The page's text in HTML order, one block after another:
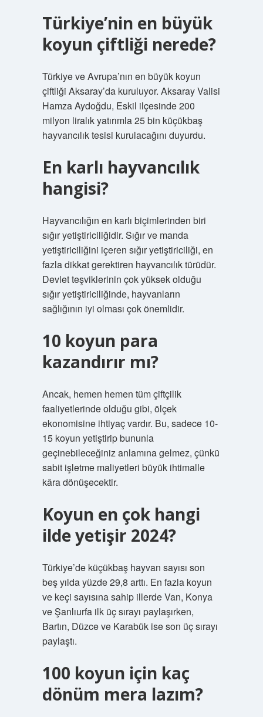
Türkiye’nin en büyük
koyun çiftliği nerede?
Türkiye ve Avrupa’nın en büyük koyun
çiftliği Aksaray’da kuruluyor. Aksaray Valisi
Hamza Aydoğdu, Eskil ilçesinde 200
milyon liralık yatırımla 25 bin küçükbaş
hayvancılık tesisi kurulacağını duyurdu.
En karlı hayvancılık
hangisi?
Hayvancılığın en karlı biçimlerinden biri
sığır yetiştiriciliğidir. Sığır ve manda
yetiştiriciliğini içeren sığır yetiştiriciliği, en
fazla dikkat gerektiren hayvancılık türüdür.
Devlet teşviklerinin çok yüksek olduğu
sığır yetiştiriciliğinde, hayvanların
sağlığının iyi olması çok önemlidir.
10 koyun para
kazandırır mı?
Ancak, hemen hemen tüm çiftçilik
faaliyetlerinde olduğu gibi, ölçek
ekonomisine ihtiyaç vardır. Bu, sadece 10-
15 koyun yetiştirip bununla
geçinebileceğiniz anlamına gelmez, çünkü
sabit işletme maliyetleri büyük ihtimalle
kâra dönüşecektir.
Koyun en çok hangi
ilde yetişir 2024?
Türkiye’de küçükbaş hayvan sayısı son
beş yılda yüzde 29,8 arttı. En fazla koyun
ve keçi sayısına sahip illerde Van, Konya
ve Şanlıurfa ilk üç sırayı paylaşırken,
Bartın, Düzce ve Karabük ise son üç sırayı
paylaştı.
100 koyun için kaç
dönüm mera lazım?